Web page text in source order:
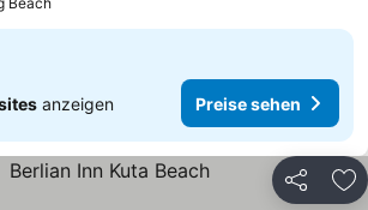
anzeigen Preise sehen
Teilen